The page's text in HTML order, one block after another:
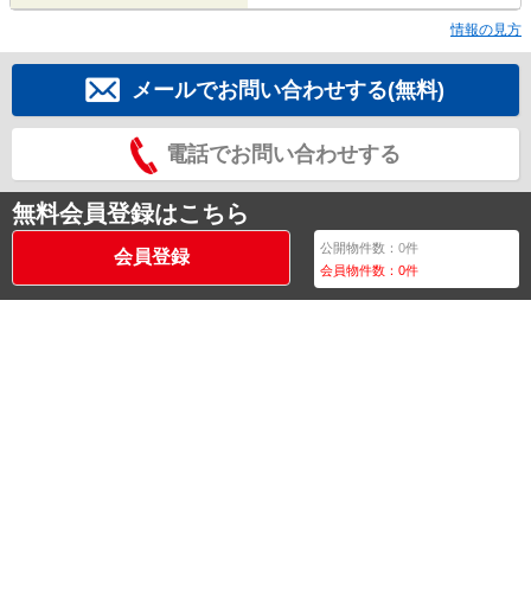
情報の見方
メールでお問い合わせする(無料)
電話でお問い合わせする
無料会員登録はこちら
会員登録 公開物件数：0件
会員物件数：0件